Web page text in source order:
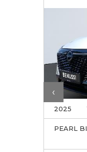
‹
2025
PEARL